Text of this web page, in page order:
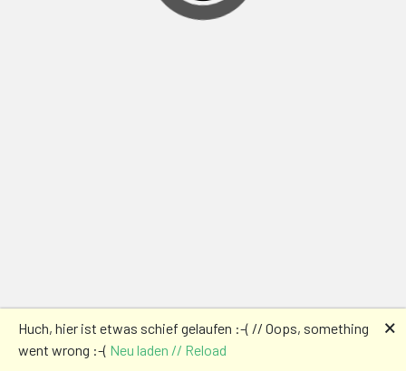
Huch, hier ist etwas schief gelaufen :-( // Oops, something
went wrong :-( Neu laden // Reload
🗙